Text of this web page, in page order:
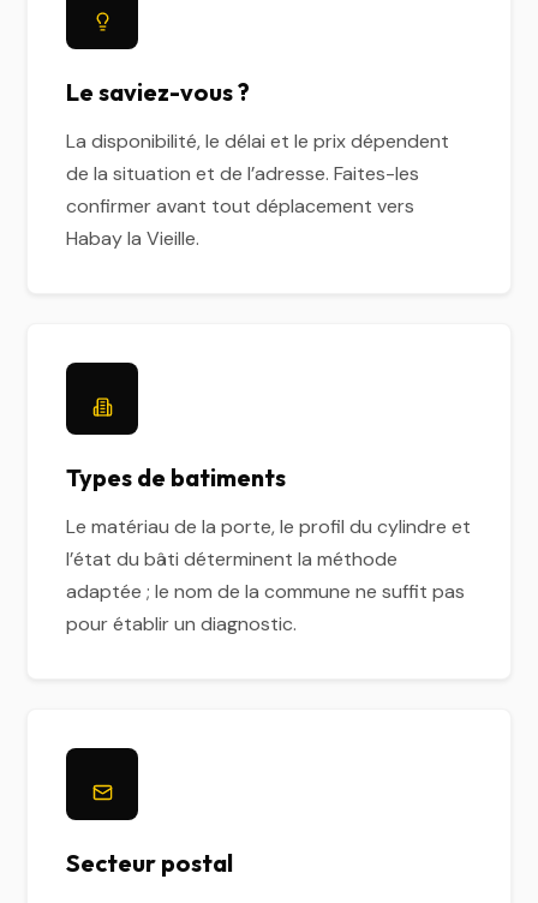
Le saviez-vous ?
La disponibilité, le délai et le prix dépendent
de la situation et de l’adresse. Faites-les
confirmer avant tout déplacement vers
Habay la Vieille.
Types de batiments
Le matériau de la porte, le profil du cylindre et
l’état du bâti déterminent la méthode
adaptée ; le nom de la commune ne suffit pas
pour établir un diagnostic.
Secteur postal